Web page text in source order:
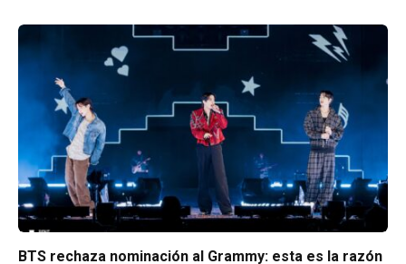
BTS rechaza nominación al Grammy: esta es la razón